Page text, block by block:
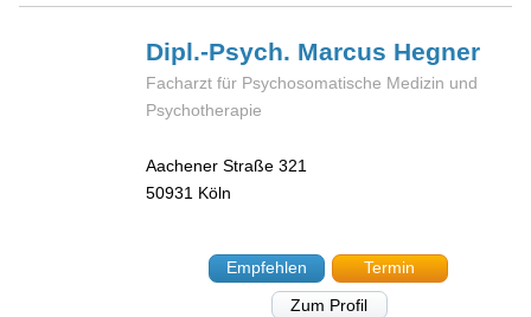
Dipl.-Psych. Marcus Hegner
Facharzt für Psychosomatische Medizin und
Psychotherapie
Aachener Straße 321
50931 Köln
Empfehlen
Termin
Zum Profil